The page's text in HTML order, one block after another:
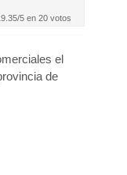
5 en 20 votos
el
de